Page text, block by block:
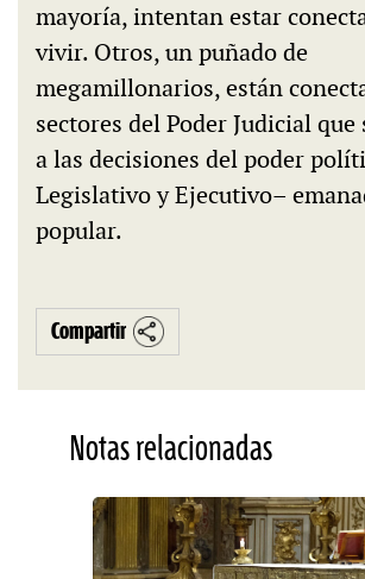
mayoría, intentan estar
vivir. Otros, un puñado de
megamillonarios, están
sectores del Poder Judicial
a las decisiones del poder
Legislativo y Ejecutivo–
popular.
Compartir
Notas relacionadas